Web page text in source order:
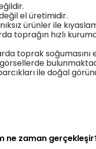
el üretimidir.
ürünler ile
toprağın hızlı
toprak soğumasını
ile doğal
ne zaman